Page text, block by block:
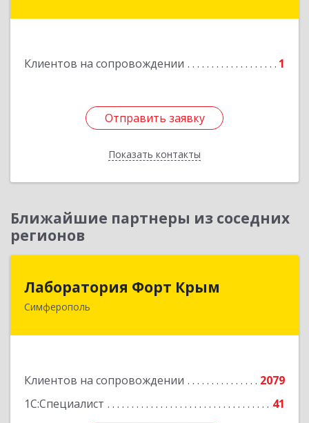
Клиентов на сопровождении 1
Отправить заявку
Показать контакты
Отправить заявку
Назад
Ближайшие партнеры из соседних
регионов
Лаборатория Форт Крым
Симферополь
Клиентов на сопровождении
2079
1С:Специалист
41
295034, Крым Респ, Симферополь г, Киевская